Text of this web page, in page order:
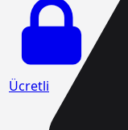
Ücretli